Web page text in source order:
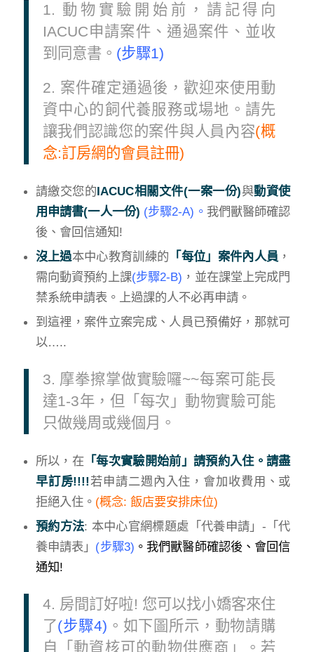
1. 動物實驗開始前，請記得向
IACUC申請案件、通過案件、並收
到同意書。 (步驟1)
2. 案件確定通過後，歡迎來使用動
資中心的飼代養服務或場地。請先
讓我們認識您的案件與人員內容(概
念:訂房網的會員註冊)
請繳交您的IACUC相關文件(一案一份)與動資使
用申請書(一人一份) (步驟2-A)。 我們獸醫師確認
後、會回信通知!
沒上過本中心教育訓練的 「每位」案件內人員 ，
需向動資預約上課(步驟2-B) ，並在課堂上完成門
禁系統申請表。上過課的人不必再申請。
到這裡，案件立案完成、人員已預備好，那就可
以…..
3. 摩拳擦掌做實驗囉~~每案可能長
達1-3年，但「每次」動物實驗可能
只做幾周或幾個月。
所以，在 「每次實驗開始前」請預約入住。請盡
早訂房!!!!若申請二週內入住，會加收費用、或
拒絕入住。 (概念: 飯店要安排床位)
預約方法: 本中心官網標題處「代養申請」-「代
養申請表」 (步驟3) 。我們獸醫師確認後、會回信
通知!
4. 房間訂好啦! 您可以找小嬌客來住
了(步驟4) 。如下圖所示，動物請購
自「動資核可的動物供應商」。若